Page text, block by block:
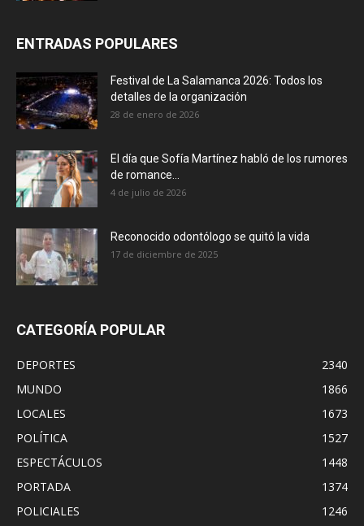
ENTRADAS POPULARES
Festival de La Salamanca 2026: Todos los
detalles de la organización
28 de enero de 2026
El día que Sofía Martínez habló de los rumores
de romance...
4 de julio de 2026
Reconocido odontólogo se quitó la vida
17 de diciembre de 2025
CATEGORÍA POPULAR
DEPORTES
2340
MUNDO
1866
LOCALES
1673
POLÍTICA
1527
ESPECTÁCULOS
1448
PORTADA
1374
POLICIALES
1246